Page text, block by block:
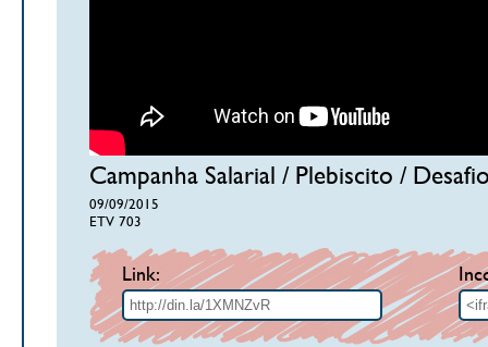
Campanha Salarial / Plebiscito /
09/09/2015
ETV 703
Link: